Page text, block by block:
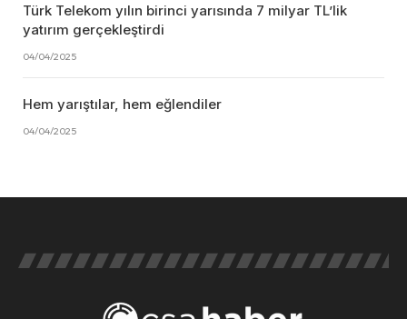
Türk Telekom yılın birinci yarısında 7 milyar TL’lik
yatırım gerçekleştirdi
04/04/2025
Hem yarıştılar, hem eğlendiler
04/04/2025